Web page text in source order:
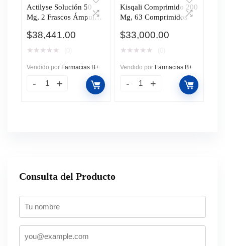
Actilyse Solución 50
Mg, 2 Frascos Ámpula +
Disolvente 50 Ml
$38,441.00
★ ★ ★ ★ ★
Vendido por Farmacias B+
Kisqali Comprimido 200
Mg, 63 Comprimidos
$33,000.00
★ ★ ★ ★ ★
Vendido por Farmacias B+
Consulta del Producto